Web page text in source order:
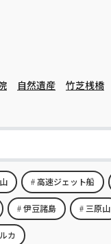
自然遺産 竹芝桟橋
高速ジェット船
伊豆諸島 三原山
カ